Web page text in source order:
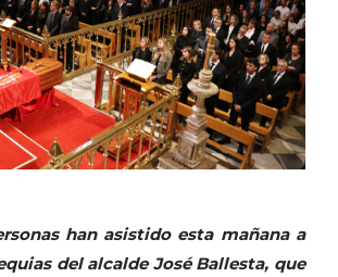
han asistido esta mañana a
del alcalde José Ballesta, que